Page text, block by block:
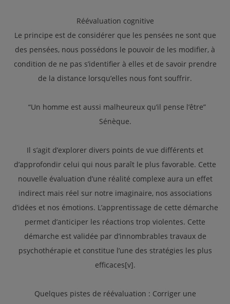
Réévaluation cognitive
Le principe est de considérer que les pensées ne sont que
des pensées, nous possédons le pouvoir de les modifier, à
condition de ne pas s’identifier à elles et de savoir prendre
de la distance lorsqu’elles nous font souffrir.
“Un homme est aussi malheureux qu’il pense l’être”
Sénèque.
Il s’agit d’explorer divers points de vue différents et
d’approfondir celui qui nous paraît le plus favorable. Cette
nouvelle évaluation d’une réalité complexe aura un effet
indirect mais réel sur notre imaginaire, nos associations
d’idées et nos émotions. L’apprentissage de cette démarche
permet d’anticiper les réactions trop violentes. Cette
démarche est validée par d’innombrables travaux de
psychothérapie et constitue l’une des stratégies les plus
efficaces[v].
Quelques pistes de réévaluation : Corriger une